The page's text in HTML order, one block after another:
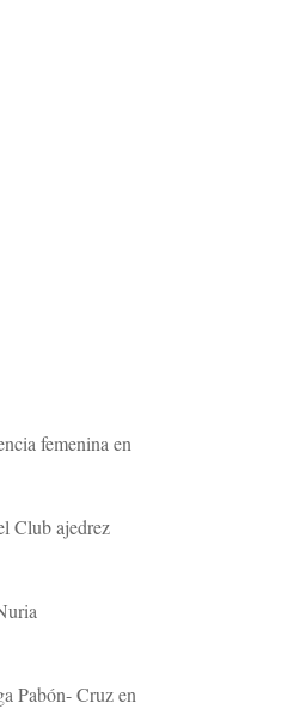
femenina en
Club ajedrez
Pabón- Cruz en